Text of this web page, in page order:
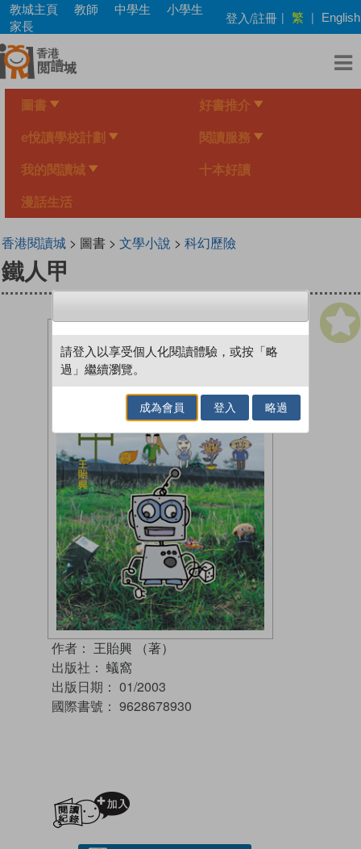
Skip
main
content
教城主頁 教師 中學生
小學生
家長
登入/註冊 | 繁 | English
圖書 好書推介
e悅讀學校計劃 閱讀服務
我的閱讀城 十本好讀
漫話生活
香港閱讀城> 圖書 > 文學小說 > 科幻歷險
鐵人甲
作者： 王貽興 （著）
出版社： 蟻窩
出版日期： 01/2003
國際書號： 9628678930
請登入以享受個人化閱讀體驗，或按「略
過」繼續瀏覽。
成為會員 登入 略過